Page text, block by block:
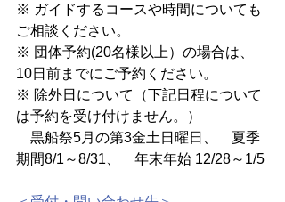
※ ガイドするコースや時間についても
ご相談ください。
※ 団体予約(20名様以上）の場合は、
10日前までにご予約ください。
※ 除外日について（下記日程について
は予約を受け付けません。）
期間8/1～8/31、　年末年始 12/28～1/5